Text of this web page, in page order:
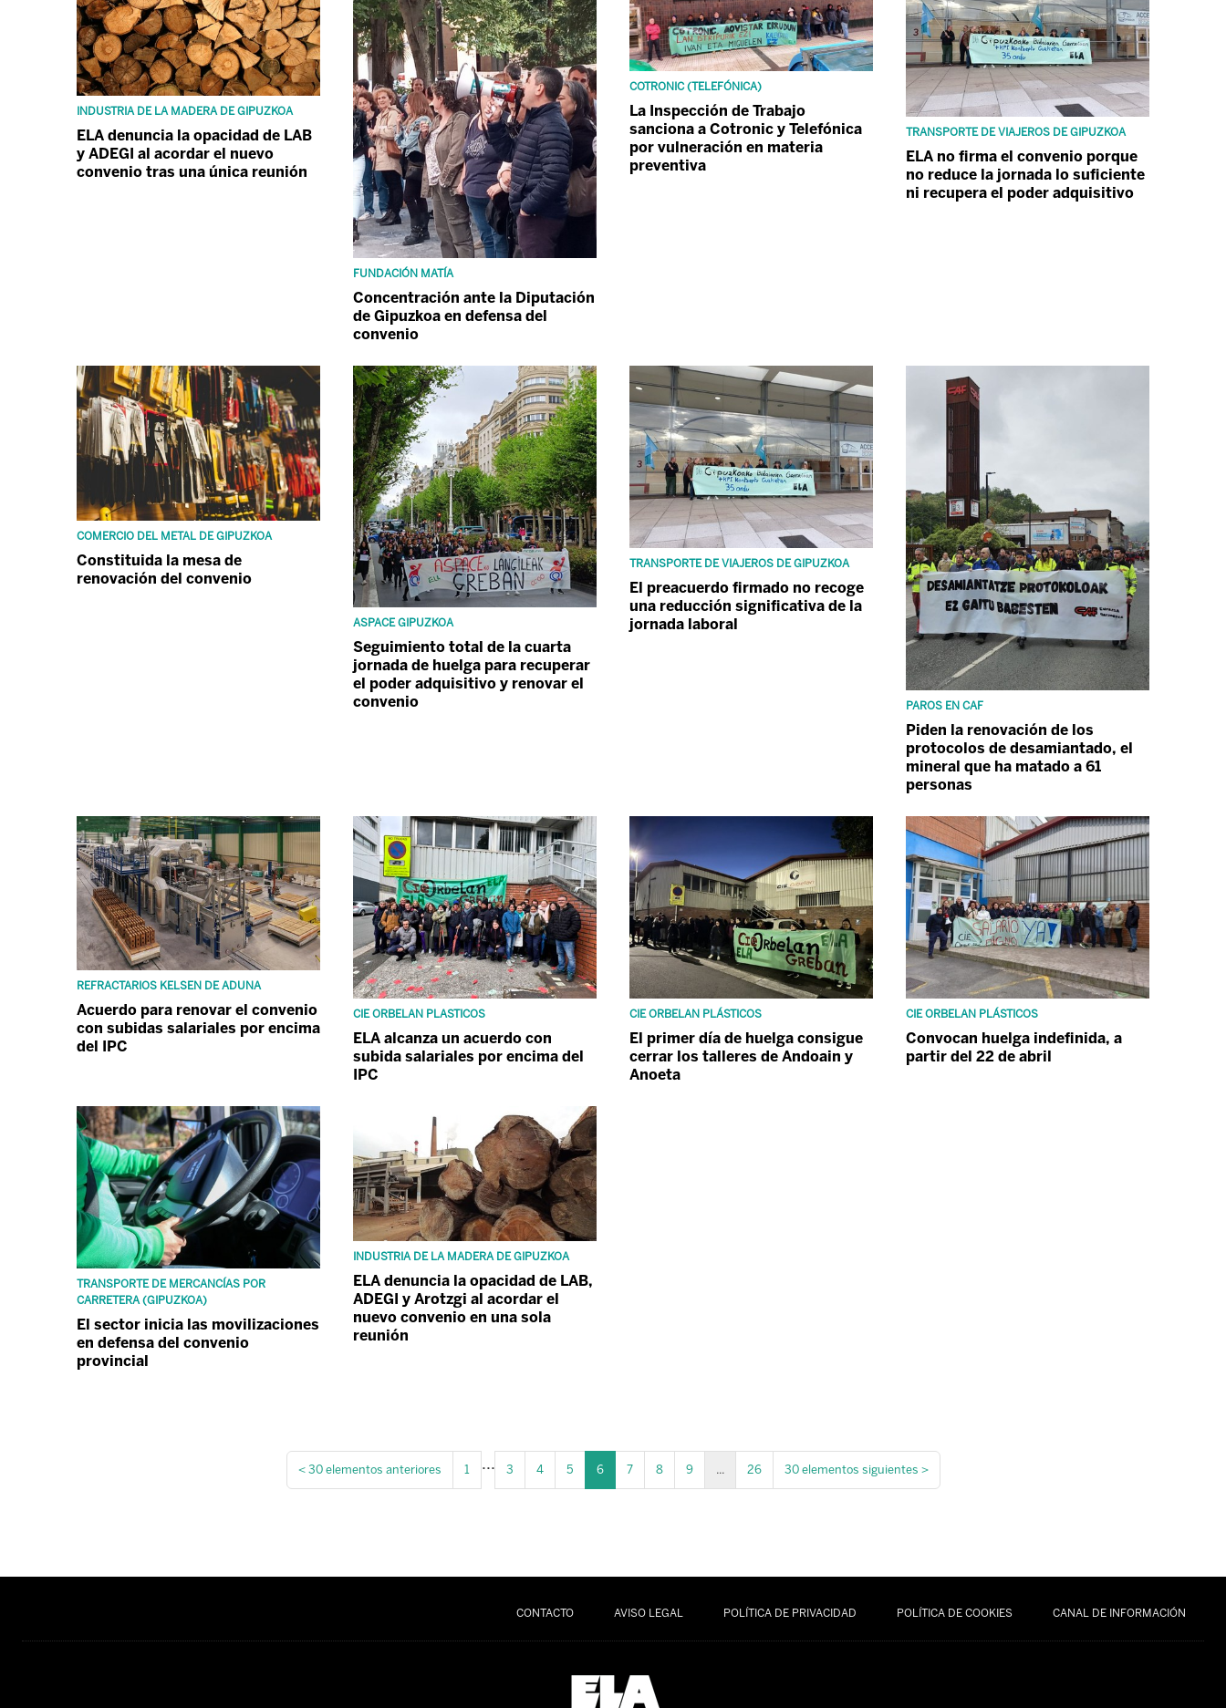
INDUSTRIA DE LA MADERA DE GIPUZKOA
ELA denuncia la opacidad de LAB
y ADEGI al acordar el nuevo
convenio tras una única reunión
FUNDACIÓN MATÍA
Concentración ante la Diputación
de Gipuzkoa en defensa del
convenio
COTRONIC (TELEFÓNICA)
La Inspección de Trabajo
sanciona a Cotronic y Telefónica
por vulneración en materia
preventiva
TRANSPORTE DE VIAJEROS DE GIPUZKOA
ELA no firma el convenio porque
no reduce la jornada lo suficiente
ni recupera el poder adquisitivo
COMERCIO DEL METAL DE GIPUZKOA
Constituida la mesa de
renovación del convenio
ASPACE GIPUZKOA
Seguimiento total de la cuarta
jornada de huelga para recuperar
el poder adquisitivo y renovar el
convenio
TRANSPORTE DE VIAJEROS DE GIPUZKOA
El preacuerdo firmado no recoge
una reducción significativa de la
jornada laboral
PAROS EN CAF
Piden la renovación de los
protocolos de desamiantado, el
mineral que ha matado a 61
personas
REFRACTARIOS KELSEN DE ADUNA
Acuerdo para renovar el convenio
con subidas salariales por encima
del IPC
CIE ORBELAN PLASTICOS
ELA alcanza un acuerdo con
subida salariales por encima del
IPC
CIE ORBELAN PLÁSTICOS
El primer día de huelga consigue
cerrar los talleres de Andoain y
Anoeta
CIE ORBELAN PLÁSTICOS
Convocan huelga indefinida, a
partir del 22 de abril
TRANSPORTE DE MERCANCÍAS POR
CARRETERA (GIPUZKOA)
El sector inicia las movilizaciones
en defensa del convenio
provincial
INDUSTRIA DE LA MADERA DE GIPUZKOA
ELA denuncia la opacidad de LAB,
ADEGI y Arotzgi al acordar el
nuevo convenio en una sola
reunión
< 30 elementos anteriores 1 ... 3 4 5 6 7 8 9 ... 26 30 elementos siguientes >
CONTACTO AVISO LEGAL POLÍTICA DE PRIVACIDAD POLÍTICA DE COOKIES CANAL DE INFORMACIÓN